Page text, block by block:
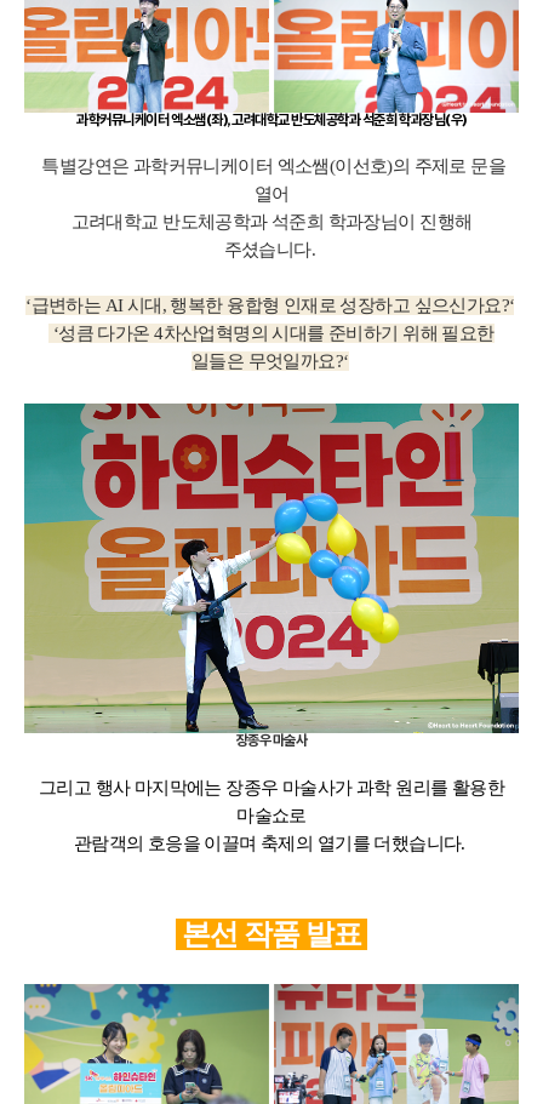
과학커뮤니케이터 엑소쌤(좌), 고려대학교 반도체공학과 석준희 학과장님(우)
특별강연은 과학커뮤니케이터 엑소쌤(이선호)의 주제로 문을
열어
고려대학교 반도체공학과 석준희 학과장님이 진행해
주셨습니다.
‘급변하는 AI 시대, 행복한 융합형 인재로 성장하고 싶으신가요?‘
‘성큼 다가온 4차산업혁명의 시대를 준비하기 위해 필요한
일들은 무엇일까요?‘
장종우 마술사
그리고 행사 마지막에는 장종우 마술사가 과학 원리를 활용한
마술쇼로
관람객의 호응을 이끌며 축제의 열기를 더했습니다.
본선 작품 발표